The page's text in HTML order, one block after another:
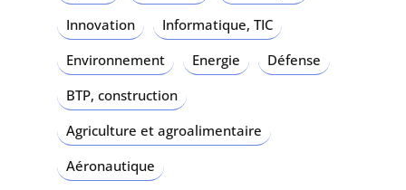
Innovation
Informatique, TIC
Environnement
Energie
Défense
BTP, construction
Agriculture et agroalimentaire
Aéronautique